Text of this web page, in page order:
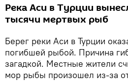
Река Аси в Турции
тысячи мертвых рыб
Берег реки Аси в Турции
погибшей рыбой. Причина
загадкой. Местные жители
мор рыбы произошел из-за